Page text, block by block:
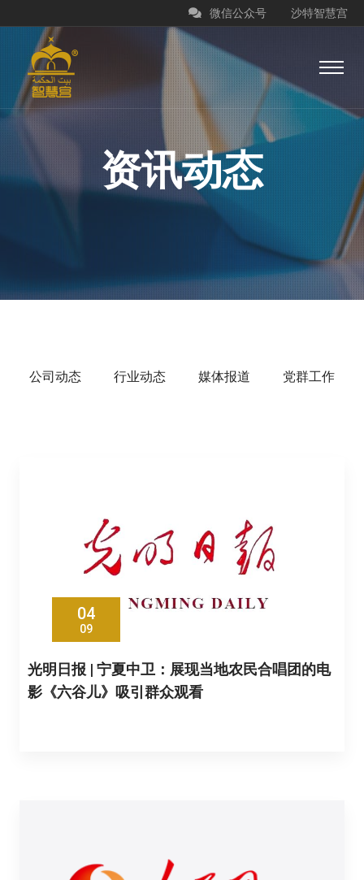
沙特智慧宫
微信公众号
资讯动态
公司动态 行业动态 媒体报道 党群工作
04
09
光明日报 | 宁夏中卫：展现当地农民合唱团的电
影《六谷儿》吸引群众观看